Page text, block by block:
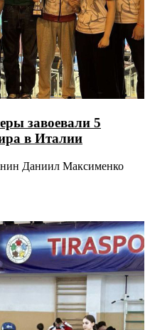
завоевали 5
в Италии
Даниил Максименко